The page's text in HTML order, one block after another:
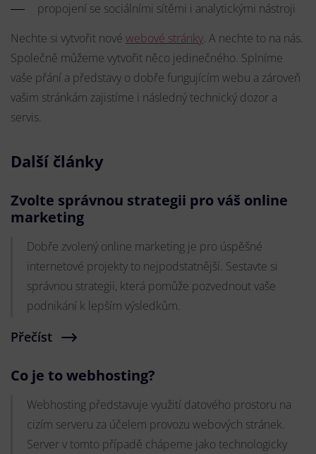
propojení se sociálními sítěmi i analytickými nástroji
Nechte si vytvořit nové webové stránky. A nechte to na nás.
Společně můžeme vytvořit něco jedinečného. Splníme
vaše přání a představy o dobře fungujícím webu a zároveň
vašim stránkám zajistíme i následný technický dozor a
servis.
Další články
Zvolte správnou strategii pro váš online
marketing
Dobře zvolený online marketing je pro úspěšné
internetové projekty to nejpodstatnější. Sestavte si
správnou strategii, která pomůže pozvednout vaše
podnikání k lepším výsledkům.
Přečíst
Co je to webhosting?
Webhosting představuje využití datového prostoru na
cizím serveru za účelem provozu webových stránek.
Server v tomto případě chápeme jako technologicky